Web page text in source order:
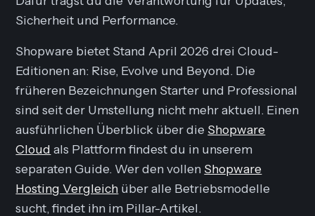
Sicherheit und Performance.
Shopware bietet Stand April 2026 drei Cloud-
Editionen an: Rise, Evolve und Beyond. Die
früheren Bezeichnungen Starter und Professional
sind seit der Umstellung nicht mehr aktuell. Einen
ausführlichen Überblick über die Shopware
Cloud als Plattform findest du in unserem
separaten Guide. Wer den vollen Shopware
Hosting Vergleich über alle Betriebsmodelle
sucht, findet ihn im Pillar-Artikel.